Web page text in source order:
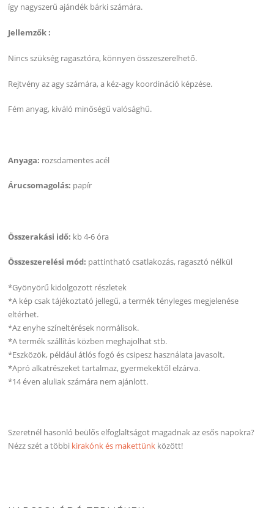
így nagyszerű ajándék bárki számára.
Jellemzők :
Nincs szükség ragasztóra, könnyen összeszerelhető.
Rejtvény az agy számára, a kéz-agy koordináció képzése.
Fém anyag, kiváló minőségű valósághű.
Anyaga: rozsdamentes acél
Árucsomagolás: papír
Összerakási idő: kb 4-6 óra
Összeszerelési mód: pattintható csatlakozás, ragasztó nélkül
*Gyönyörű kidolgozott részletek
*A kép csak tájékoztató jellegű, a termék tényleges megjelenése
eltérhet.
*Az enyhe színeltérések normálisok.
*A termék szállítás közben meghajolhat stb.
*Eszközök, például átlós fogó és csipesz használata javasolt.
*Apró alkatrészeket tartalmaz, gyermekektől elzárva.
*14 éven aluliak számára nem ajánlott.
Szeretnél hasonló beülős elfoglaltságot magadnak az esős napokra?
Nézz szét a többi kirakónk és makettünk között!